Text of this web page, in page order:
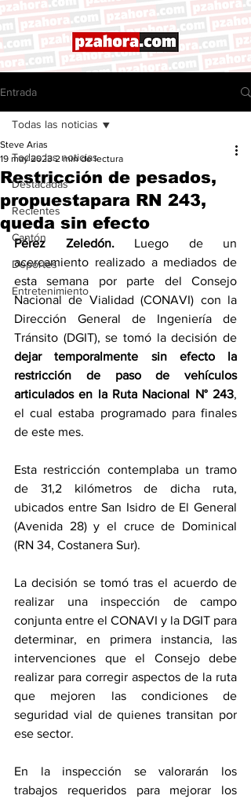
Entrada
Todas las noticias
Destacadas
Recientes
Cantón
Deportes
Entretenimiento
Todas las noticias
Restricción de pesados,
propuestapara RN 243,
queda sin efecto
Steve Arias
19 may 2023 2 min de lectura
Pérez Zeledón. Luego de un
acercamiento realizado a mediados de
esta semana por parte del Consejo
Nacional de Vialidad (CONAVI) con la
Dirección General de Ingeniería de
dejar temporalmente sin efecto la
restricción de paso de vehículos
articulados en la Ruta Nacional N° 243,
el cual estaba programado para finales
de este mes.
Esta restricción contemplaba un tramo
de 31,2 kilómetros de dicha ruta,
ubicados entre San Isidro de El General
(Avenida 28) y el cruce de Dominical
(RN 34, Costanera Sur).
La decisión se tomó tras el acuerdo de
realizar una inspección de campo
conjunta entre el CONAVI y la DGIT para
determinar, en primera instancia, las
intervenciones que el Consejo debe
realizar para corregir aspectos de la ruta
que mejoren las condiciones de
seguridad vial de quienes transitan por
ese sector.
En la inspección se valorarán los
trabajos requeridos para mejorar los